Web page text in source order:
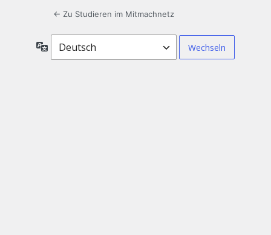
← Zu Studieren im Mitmachnetz
Sprache